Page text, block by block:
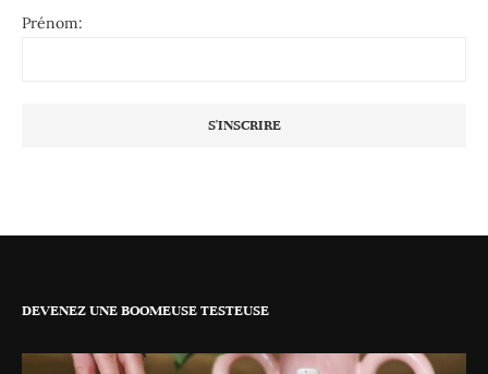
Prénom:
DEVENEZ UNE BOOMEUSE TESTEUSE